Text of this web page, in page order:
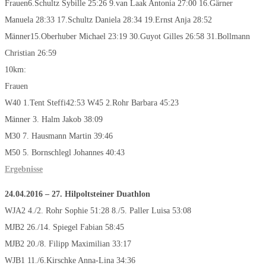
Frauen6.Schultz Sybille 25:26 9.van Laak Antonia 27:00 16.Gärner
Manuela 28:33 17.Schultz Daniela 28:34 19.Ernst Anja 28:52
Männer15.Oberhuber Michael 23:19 30.Guyot Gilles 26:58 31.Bollmann
Christian 26:59
10km:
Frauen
W40 1.Tent Steffi42:53 W45 2.Rohr Barbara 45:23
Männer 3. Halm Jakob 38:09
M30 7. Hausmann Martin 39:46
M50 5. Bornschlegl Johannes 40:43
Ergebnisse
24.04.2016 – 27. Hilpoltsteiner Duathlon
WJA2 4./2. Rohr Sophie 51:28 8./5. Paller Luisa 53:08
MJB2 26./14. Spiegel Fabian 58:45
MJB2 20./8. Filipp Maximilian 33:17
WJB1 11./6.Kirschke Anna-Lina 34:36